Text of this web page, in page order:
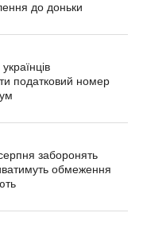
до доньки
податковий номер
заборонять
обмеження